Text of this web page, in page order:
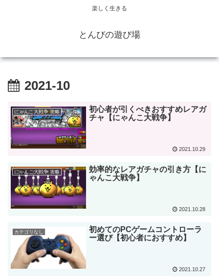
楽しく生きる
とんびの遊び場
2021-10
にゃんこ大戦争 攻略
初心者が引くべきおすすめレアガ
チャ【にゃんこ大戦争】
2021.10.29
にゃんこ大戦争 攻略
効率的なレアガチャの引き方【に
ゃんこ大戦争】
2021.10.28
カテゴリなし
初めてのPCゲームコントローラ
ー選び【初心者におすすめ】
2021.10.27